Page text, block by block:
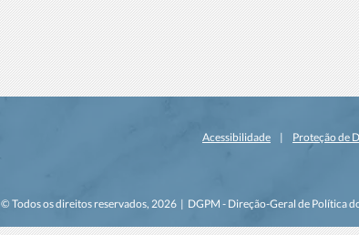
Acessibilidade | Proteção de
© Todos os direitos reservados, 2026 | DGPM - Direção-Geral de Política